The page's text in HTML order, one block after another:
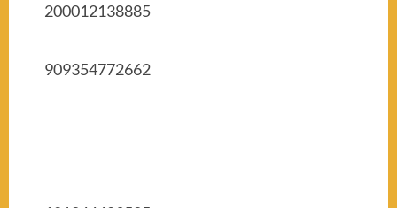
200012138885
909354772662